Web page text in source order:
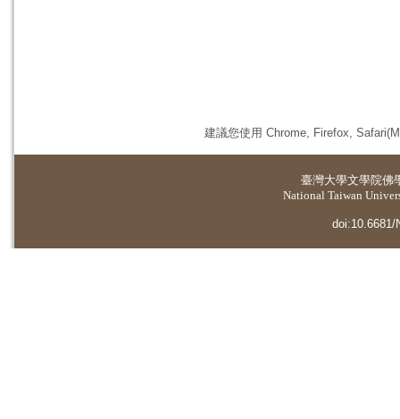
建議您使用 Chrome, Firefox,
臺灣大學文學院佛
National Taiwan
doi:10.6681/